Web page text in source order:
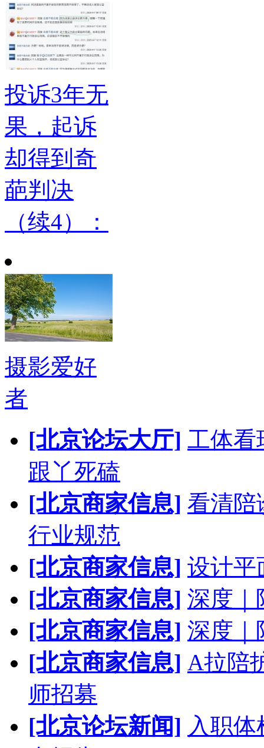
投诉3年无
果，起诉
却得到奇
葩判决
（续4）：
摄影爱好
者
[北京论坛大厅] 工体看
跟丫死磕
[北京商家信息] 看清陪
行业规范
[北京商家信息] 设计平
[北京商家信息] 深度｜
[北京商家信息] 深度｜
[北京商家信息] A拉陪
师招募
[北京论坛新闻] 入职